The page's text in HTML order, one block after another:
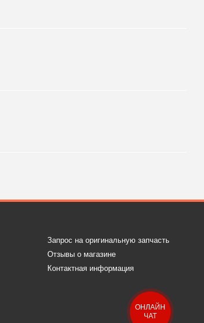
Запрос на оригинальную запчасть
Отзывы о магазине
Контактная информация
ОНЛАЙН
ЧАТ